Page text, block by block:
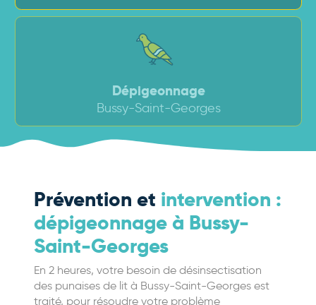
Dépigeonnage
Bussy-Saint-Georges
Prévention et intervention :
dépigeonnage à Bussy-
Saint-Georges
En 2 heures, votre besoin de désinsectisation
des punaises de lit à Bussy-Saint-Georges est
traité, pour résoudre votre problème